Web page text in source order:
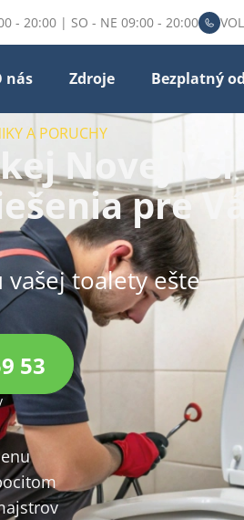
- 20:00 | SO - NE 09:00 - 20:00
nás Zdroje Bezplatný
A PORUCHY
Novej Vsi
pre Váš
toalety ešte
53